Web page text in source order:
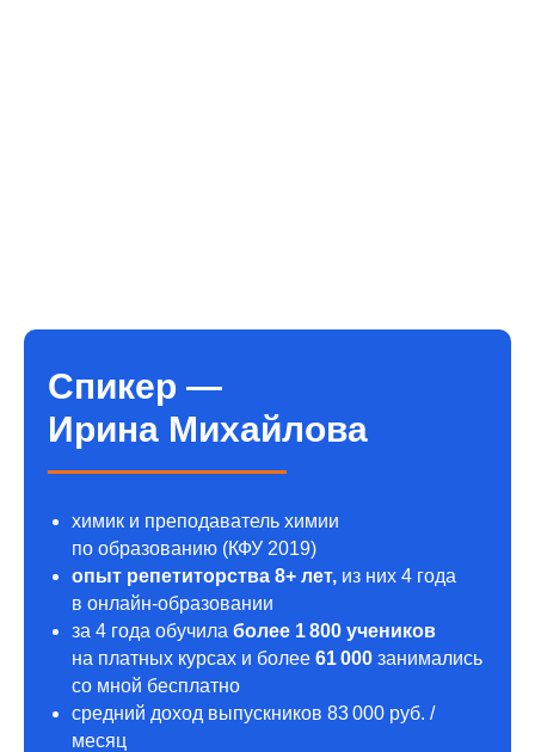
Спикер —
Ирина Михайлова
химик и преподаватель химии
по образованию (КФУ 2019)
опыт репетиторства 8+ лет, из них 4 года
в онлайн-образовании
за 4 года обучила более 1 800 учеников
на платных курсах и более 61 000 занимались
со мной бесплатно
средний доход выпускников 83 000 руб. /
месяц